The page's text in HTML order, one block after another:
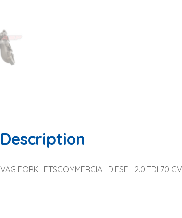
Description
VAG FORKLIFTSCOMMERCIAL DIESEL 2.0 TDI 70 CV